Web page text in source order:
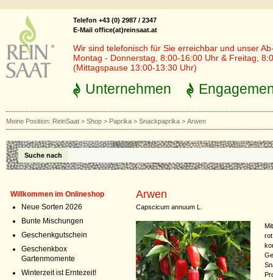
Telefon +43 (0) 2987 / 2347
E-Mail office(at)reinsaat.at
Wir sind telefonisch für Sie erreichbar und unser
Montag - Donnerstag, 8:00-16:00 Uhr & Freitag,
(Mittagspause 13:00-13:30 Uhr)
Unternehmen
Meine Position: ReinSaat > Shop > Paprika > Snackpaprika > Arwen
Suche nach
Willkommen im Onlineshop
Neue Sorten 2026
Bunte Mischungen
Geschenkgutschein
Geschenkbox
Gartenmomente
Winterzeit ist Erntezeit!
Arwen
Capscicum annuum L.